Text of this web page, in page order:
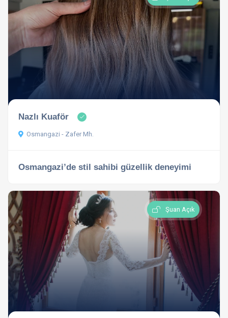
Nazlı Kuaför
Osmangazi - Zafer Mh.
Osmangazi’de stil sahibi güzellik deneyimi
Şuan Açık